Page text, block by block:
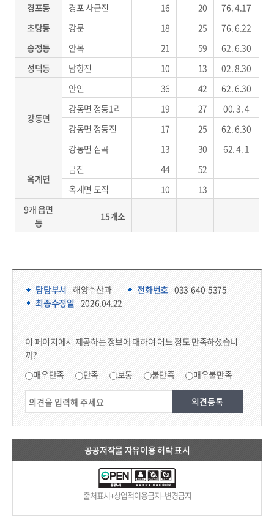
경포동
경포 사근진 16 20
76. 4.17
초당동
강문 18 25
76. 6.22
송정동
안목 21 59
62. 6.30
성덕동
남항진 10 13 02. 8.30
강동면
안인 36 42
62. 6.30
강동면 정동1리
19 27
00. 3. 4
강동면 정동진
17 25
62. 6.30
강동면 심곡
13 30 62. 4. 1
옥계면
금진 44
52
옥계면 도직
10
13
9개 읍면
동
15개소
담당부서 정보 & 컨텐츠 만족도 조사 & 공공저작물 자유이용 허락 표시
담당부서 해양수산과 전화번호 033-640-5375
최종수정일 2026.04.22
이 페이지에서 제공하는 정보에 대하여 어느 정도 만족하셨습니
까?
매우만족 만족 보통 불만족 매우불만족
공공저작물 자유이용 허락 표시
출처표시+상업적이용금지+변경금지